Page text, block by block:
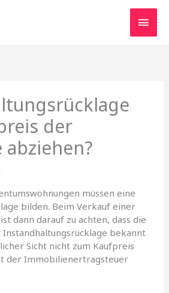
Main
der
müssen eine
bilden. Beim Verkauf einer
dann darauf zu achten, dass die
bekannt
Sicht nicht zum Kaufpreis
der Immobilienertragsteuer